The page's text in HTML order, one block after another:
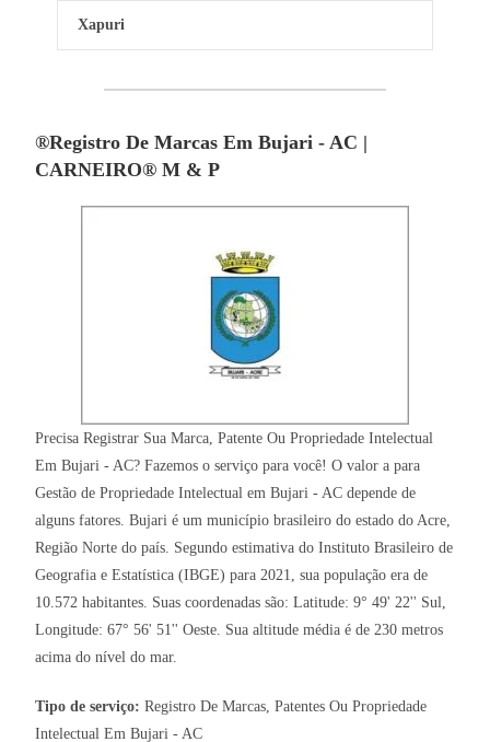
Xapuri
®Registro De Marcas Em Bujari - AC |
CARNEIRO® M & P
Precisa Registrar Sua Marca, Patente Ou Propriedade Intelectual
Em Bujari - AC? Fazemos o serviço para você! O valor a para
Gestão de Propriedade Intelectual em Bujari - AC depende de
alguns fatores. Bujari é um município brasileiro do estado do Acre,
Região Norte do país. Segundo estimativa do Instituto Brasileiro de
Geografia e Estatística (IBGE) para 2021, sua população era de
10.572 habitantes. Suas coordenadas são: Latitude: 9° 49' 22'' Sul,
Longitude: 67° 56' 51'' Oeste. Sua altitude média é de 230 metros
acima do nível do mar.
Tipo de serviço:Registro De Marcas, Patentes Ou Propriedade
Intelectual Em Bujari - AC